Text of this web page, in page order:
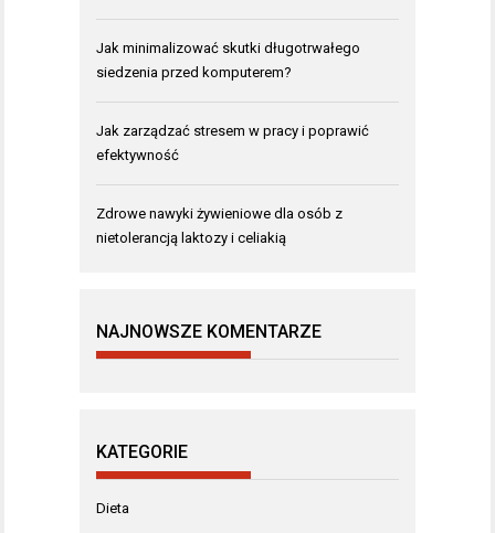
Jak minimalizować skutki długotrwałego
siedzenia przed komputerem?
Jak zarządzać stresem w pracy i poprawić
efektywność
Zdrowe nawyki żywieniowe dla osób z
nietolerancją laktozy i celiakią
NAJNOWSZE KOMENTARZE
KATEGORIE
Dieta